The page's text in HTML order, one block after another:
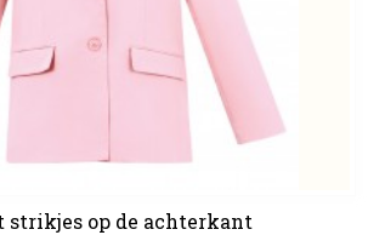
strikjes op de achterkant